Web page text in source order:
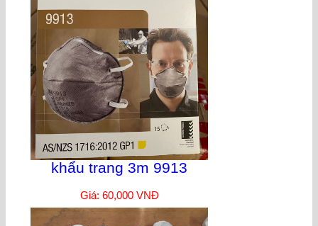
khẩu trang 3m 9913
Giá: 60,000 VNĐ